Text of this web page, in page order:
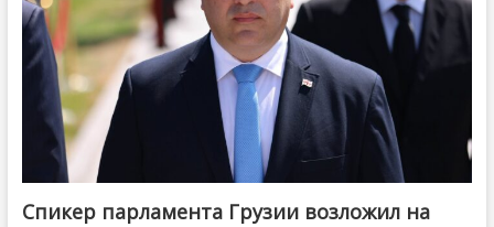
Спикер парламента Грузии возложил на